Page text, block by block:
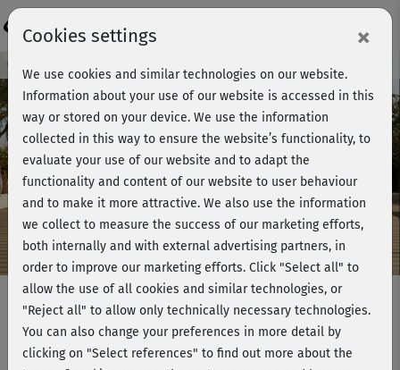
Play
Video
Course preview - join now!
Fitness für Schwangere - Rumpf &
Cookies settings ×
We use cookies and similar technologies on our website.
Information about your use of our website is accessed in this
way or stored on your device. We use the information
collected in this way to ensure the website’s functionality, to
evaluate your use of our website and to adapt the
functionality and content of our website to user behaviour
and to make it more attractive. We also use the information
we collect to measure the success of our marketing efforts,
both internally and with external advertising partners, in
order to improve our marketing efforts. Click "Select all" to
allow the use of all cookies and similar technologies, or
"Reject all" to allow only technically necessary technologies.
You can also change your preferences in more detail by
clicking on "Select references" to find out more about the